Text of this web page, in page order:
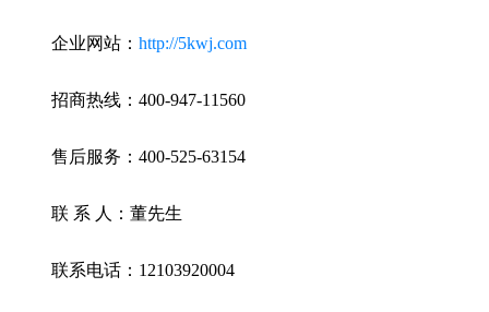
企业网站： http://5kwj.com
招商热线：400-947-11560
售后服务：400-525-63154
联 系 人：董先生
联系电话：12103920004